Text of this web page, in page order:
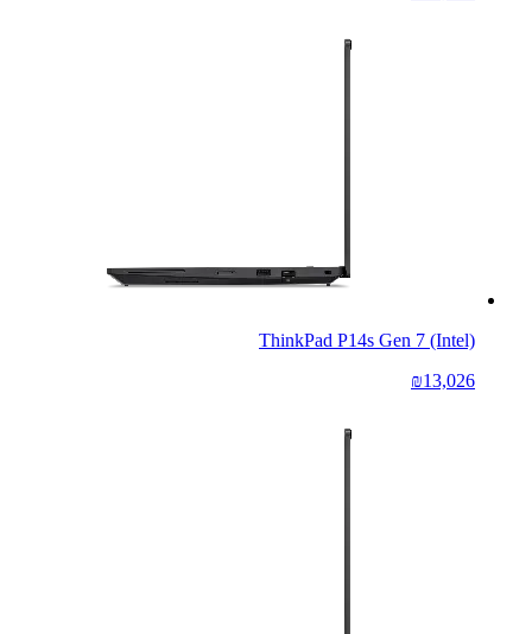
ThinkPad P14s Gen 7 (Intel)
₪13,026